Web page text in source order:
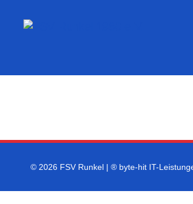
© 2026 FSV Runkel | ® byte-hit IT-